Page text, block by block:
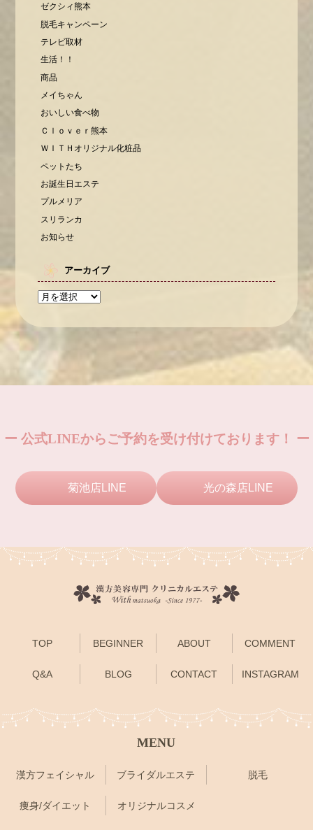
ゼクシィ熊本
脱毛キャンペーン
テレビ取材
生活！！
商品
メイちゃん
おいしい食べ物
Ｃｌｏｖｅｒ熊本
ＷＩＴＨオリジナル化粧品
ペットたち
お誕生日エステ
プルメリア
スリランカ
お知らせ
アーカイブ
ー 公式LINEからご予約を受け付けております！ ー
菊池店LINE 光の森店LINE
TOP BEGINNER ABOUT COMMENT
Q&A BLOG CONTACT INSTAGRAM
MENU
漢方フェイシャル ブライダルエステ 脱毛
痩身/ダイエット オリジナルコスメ